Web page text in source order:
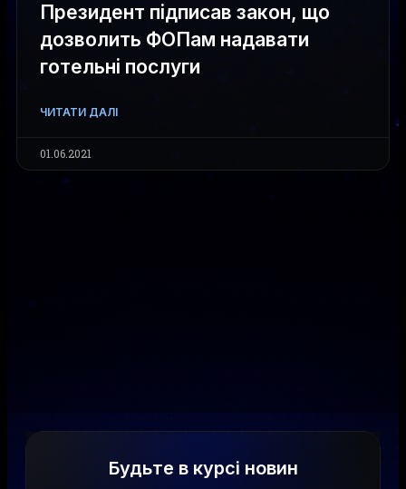
Президент підписав закон, що
дозволить ФОПам надавати
готельні послуги
ЧИТАТИ ДАЛІ
01.06.2021
Будьте в курсі новин